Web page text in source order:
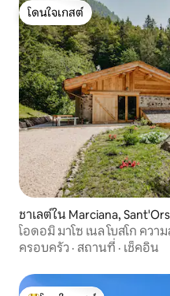
โดนใจเกสต์
โดนใจเกสต์
ชาเลต์ใน Marciana,
โอดอมิ มาโซ เนล โบสโก คว
ธรรมชาติ
ครอบครัว · สถานที่ · เช็คอิน